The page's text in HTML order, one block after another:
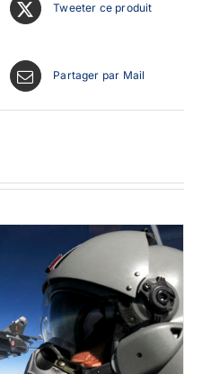
Tweeter ce produit
Partager par Mail